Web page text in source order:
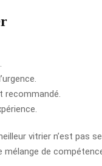
recommandé.
vitrier n’est pas
mélange de